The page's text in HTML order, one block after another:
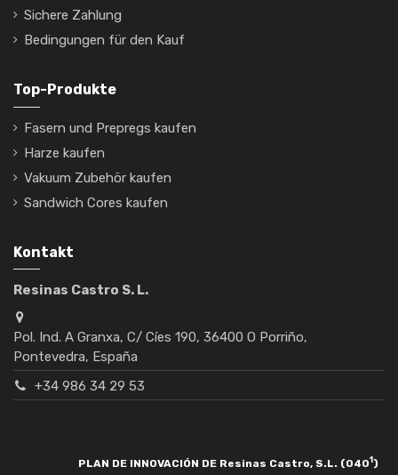
Sichere Zahlung
Bedingungen für den Kauf
Top-Produkte
Fasern und Prepregs kaufen
Harze kaufen
Vakuum Zubehör kaufen
Sandwich Cores kaufen
Kontakt
Resinas Castro S. L.
Pol. Ind. A Granxa, C/ Cíes 190, 36400 O Porriño,
Pontevedra, España
+34 986 34 29 53
PLAN DE INNOVACIÓN DE Resinas Castro, S.L. (0401)